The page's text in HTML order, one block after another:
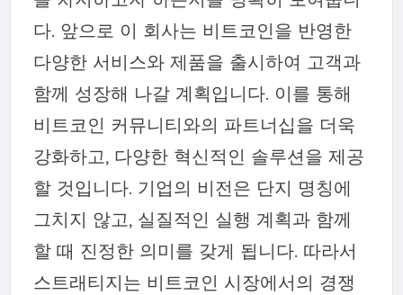
다. 앞으로 이 회사는 비트코인을 반영한
다양한 서비스와 제품을 출시하여 고객과
함께 성장해 나갈 계획입니다. 이를 통해
비트코인 커뮤니티와의 파트너십을 더욱
강화하고, 다양한 혁신적인 솔루션을 제공
할 것입니다. 기업의 비전은 단지 명칭에
그치지 않고, 실질적인 실행 계획과 함께
할 때 진정한 의미를 갖게 됩니다. 따라서
스트래티지는 비트코인 시장에서의 경쟁